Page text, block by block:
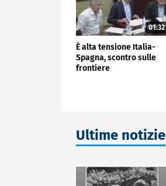
01:32
È alta tensione Italia-
Spagna, scontro sulle
frontiere
Ultime notizie